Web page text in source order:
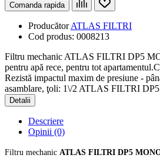
Comanda rapida
ProducătorATLAS FILTRI
Cod produs: 0008213
Filtru mechanic ATLAS FILTRI DP5
pentru apă rece, pentru tot
Rezistă impactul maxim de presiune -
asamblare, ţoli: 1\/2 ATLAS FILTRI
Detalii
Descriere
Opinii (0)
Filtru mechanic ATLAS FILTRI DP5